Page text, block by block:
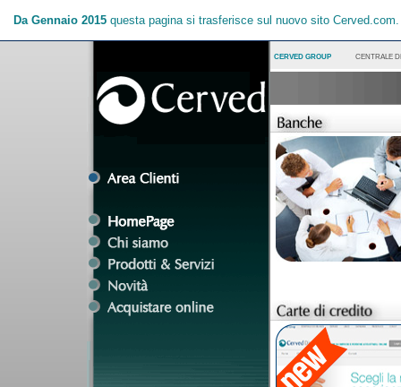
Da Gennaio 2015 questa pagina si trasferisce sul nuovo sito
CERVED GROUP CENTRALE